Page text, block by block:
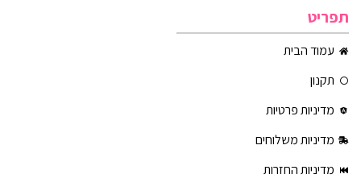
תפריט
עמוד הבית
תקנון
מדיניות פרטיות
מדיניות משלוחים
מדיניות החזרות